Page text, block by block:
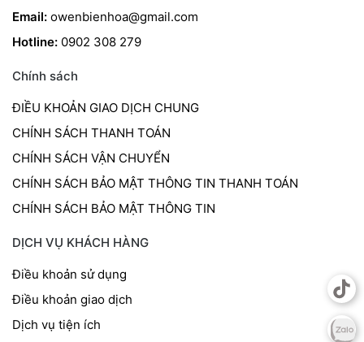
Email: owenbienhoa@gmail.com
Hotline: 0902 308 279
Chính sách
ĐIỀU KHOẢN GIAO DỊCH CHUNG
CHÍNH SÁCH THANH TOÁN
CHÍNH SÁCH VẬN CHUYỂN
CHÍNH SÁCH BẢO MẬT THÔNG TIN THANH TOÁN
CHÍNH SÁCH BẢO MẬT THÔNG TIN
DỊCH VỤ KHÁCH HÀNG
Điều khoản sử dụng
Điều khoản giao dịch
Dịch vụ tiện ích